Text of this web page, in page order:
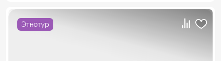
Этнотур